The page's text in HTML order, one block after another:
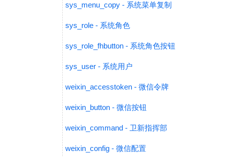
sys_menu_copy - 系统菜单复制
sys_role - 系统角色
sys_role_fhbutton - 系统角色按钮
sys_user - 系统用户
weixin_accesstoken - 微信令牌
weixin_button - 微信按钮
weixin_command - 卫新指挥部
weixin_config - 微信配置